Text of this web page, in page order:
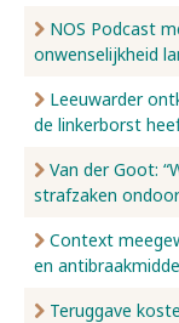
NOS Podcast
onwenselijkheid
Leeuwarder
de linkerborst
Van der Goot:
strafzaken
Context
en
Teruggave